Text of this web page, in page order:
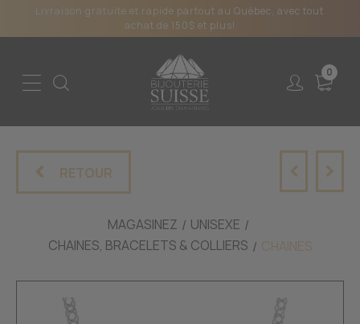
Livraison gratuite et rapide partout au Québec, avec tout
achat de 150$ et plus!
0
RETOUR
MAGASINEZ
UNISEXE
CHAINES, BRACELETS & COLLIERS
CHAINES